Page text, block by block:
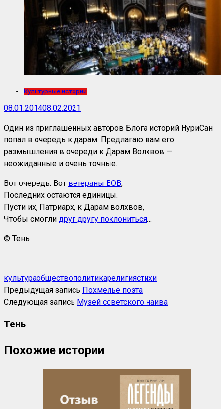
Культурные истории
08.01.201408.02.2021
Один из приглашенных авторов Блога историй НуриСан
попал в очередь к дарам. Предлагаю вам его
размышления в очереди к Дарам Волхвов —
неожиданные и очень точные.
Вот очередь. Вот ветераны ВОВ,
Последних остаются единицы.
Пусти их, Патриарх, к Дарам волхвов,
Чтобы смогли друг другу поклониться…
© Тень
культураобществополитикарелигиястихи
Предыдущая запись Похмелье поэта
Следующая запись Музей советского наива
Тень
Похожие истории